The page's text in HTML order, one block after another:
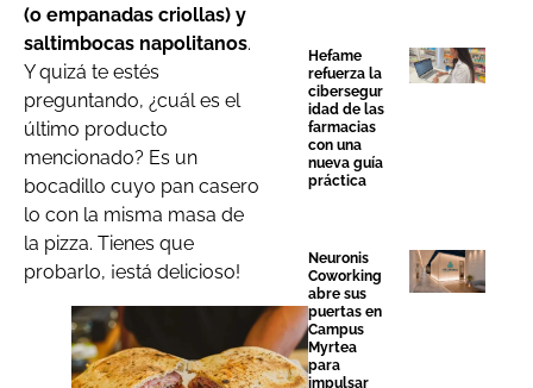
(o empanadas criollas) y
saltimbocas napolitanos.
Y quizá te estés
preguntando, ¿cuál es el
último producto
mencionado? Es un
bocadillo cuyo pan casero
lo con la misma masa de
la pizza. Tienes que
probarlo, ¡está delicioso!
Hefame
refuerza la
cibersegur
idad de las
farmacias
con una
nueva guía
práctica
Neuronis
Coworking
abre sus
puertas en
Campus
Myrtea
para
impulsar